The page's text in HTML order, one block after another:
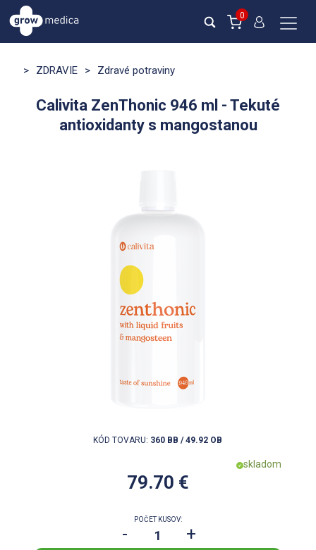
0
> ZDRAVIE > Zdravé potraviny
Calivita ZenThonic 946 ml - Tekuté
antioxidanty s mangostanou
KÓD TOVARU: 360 BB / 49.92 OB
skladom
79.70 €
POČET KUSOV:
- +